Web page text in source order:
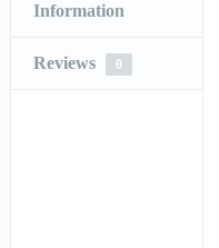
Information
Reviews 0